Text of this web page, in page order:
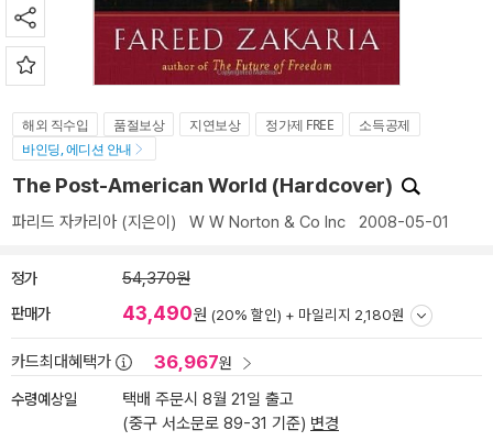
해외 직수입 품절보상 지연보상 정가제 FREE
소득공제
바인딩, 에디션 안내
The Post-American World (Hardcover)
파리드 자카리아 (지은이) W W Norton & Co Inc 2008-05-01
정가 54,370원
판매가 43,490원 (20% 할인) + 마일리지 2,180원
카드최대혜택가 36,967원
수령예상일
택배 주문시 8월 21일 출고
(중구 서소문로 89-31 기준) 변경